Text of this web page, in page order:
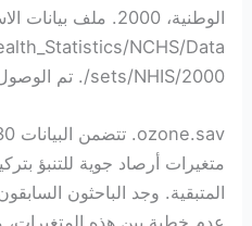
الوطنية، 2000. ملف
NCHS/Data
sets/NHIS/2000/. تم الوصول إليه عام 2003.
متغيرات أرصاد جوية للتنبؤ